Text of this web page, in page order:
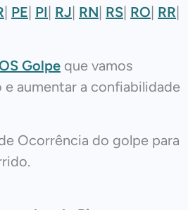
| PE| PI| RJ| RN| RS| RO| RR|
Golpe que vamos
aumentar a confiabilidade
Ocorrência do golpe para